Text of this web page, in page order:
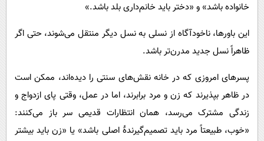
خانواده باشد» و «دختر باید خانم‌داری بلد باشد.»
این باورها، ناخودآگاه از نسلی به نسل دیگر منتقل می‌شوند، حتی اگر
ظاهراً نسل جدید مدرن‌تر باشد.
پسرهای امروزی که در خانه نقش‌های سنتی را دیده‌اند، ممکن است
در ظاهر بپذیرند که زن و مرد برابرند، اما در عمل، وقتی پای ازدواج و
زندگی مشترک می‌رسد، همان انتظارات قدیمی سر باز می‌کنند:
«خوب، طبیعتاً مرد باید تصمیم‌گیرندهٔ اصلی باشد» یا «زن باید بیشتر